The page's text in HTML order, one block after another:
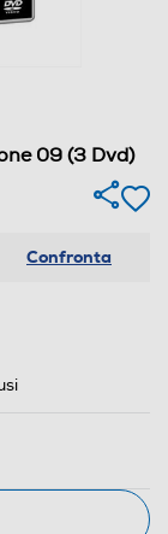
09 (3 Dvd)
Confronta